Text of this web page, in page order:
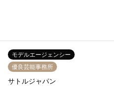
モデルエージェンシー
優良芸能事務所
サトルジャパン